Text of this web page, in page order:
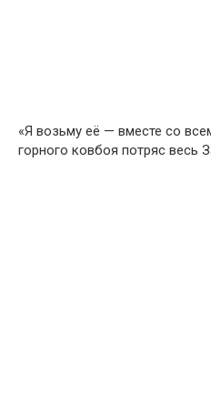
«Я возьму её — вместе со
горного ковбоя потряс весь